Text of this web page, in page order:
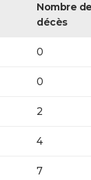
Nombre de
décès
0
0
2
4
7